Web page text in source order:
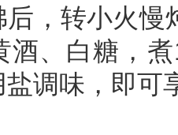
，转小火
酒、白糖，
调味，即可